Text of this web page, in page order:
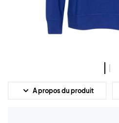
A propos du produit